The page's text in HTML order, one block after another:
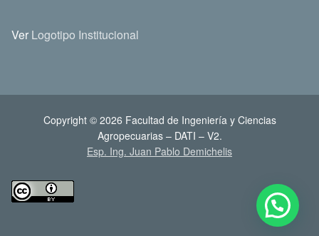
Ver Logotipo Institucional
Copyright © 2026 Facultad de Ingeniería y Ciencias
Agropecuarias – DATI – V2.
Esp. Ing. Juan Pablo Demichelis